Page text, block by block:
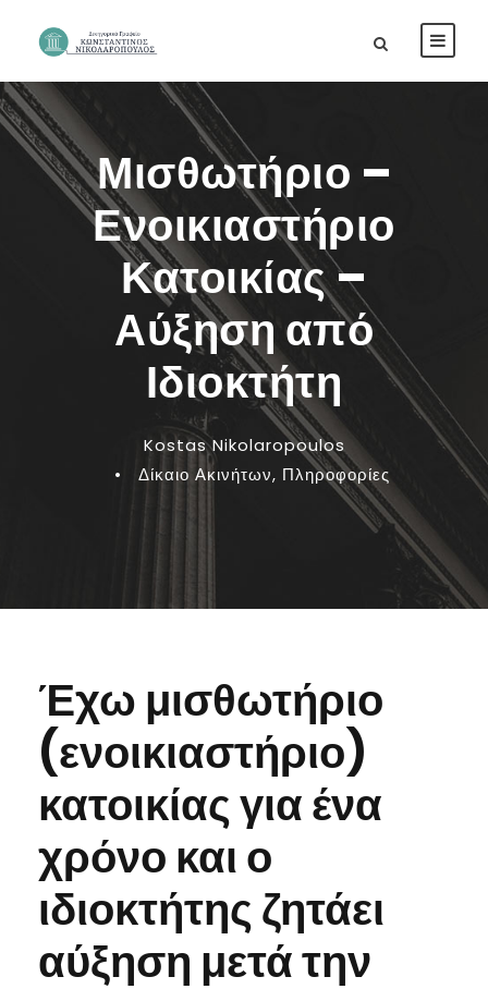
Μισθωτήριο –
Ενοικιαστήριο
Κατοικίας –
Αύξηση από
Ιδιοκτήτη
Kostas Nikolaropoulos
•
Δίκαιο Ακινήτων, Πληροφορίες
Έχω μισθωτήριο
(ενοικιαστήριο)
κατοικίας για ένα
χρόνο και ο
ιδιοκτήτης ζητάει
αύξηση μετά την